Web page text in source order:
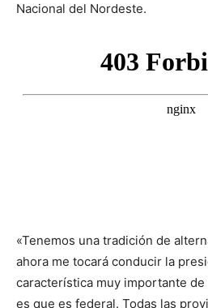
Nacional del Nordeste.
«Tenemos una tradición de
ahora me tocará conducir la
característica muy importante
es que es federal. Todas las